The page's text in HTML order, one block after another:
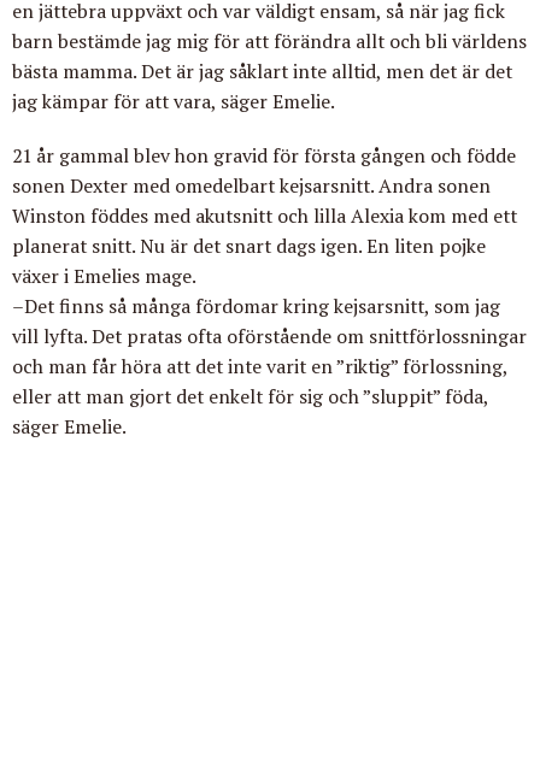
en jättebra uppväxt och var väldigt ensam, så när jag fick
barn bestämde jag mig för att förändra allt och bli världens
bästa mamma. Det är jag såklart inte alltid, men det är det
jag kämpar för att vara, säger Emelie.
21 år gammal blev hon gravid för första gången och födde
sonen Dexter med omedelbart kejsarsnitt. Andra sonen
Winston föddes med akutsnitt och lilla Alexia kom med ett
planerat snitt. Nu är det snart dags igen. En liten pojke
växer i Emelies mage.
–Det finns så många fördomar kring kejsarsnitt, som jag
vill lyfta. Det pratas ofta oförstående om snittförlossningar
och man får höra att det inte varit en ”riktig” förlossning,
eller att man gjort det enkelt för sig och ”sluppit” föda,
säger Emelie.